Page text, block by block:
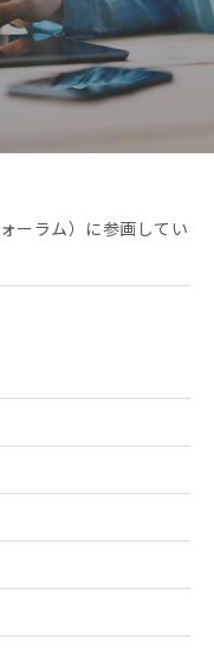
ーラム）に参画してい